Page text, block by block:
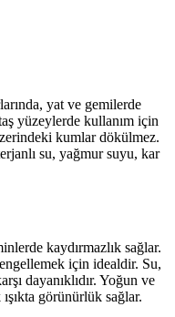
yat ve gemilerde
yüzeylerde kullanım için
kumlar dökülmez.
su, yağmur suyu, kar
kaydırmazlık sağlar.
için idealdir. Su,
dayanıklıdır. Yoğun ve
görünürlük sağlar.